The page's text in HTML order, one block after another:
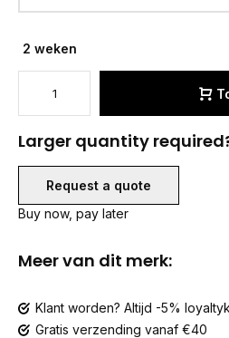
2 weken
Larger quantity
Request a quote
Buy now, pay later
Meer van dit merk:
Klant worden? Altijd -5%
Gratis verzending vanaf €40